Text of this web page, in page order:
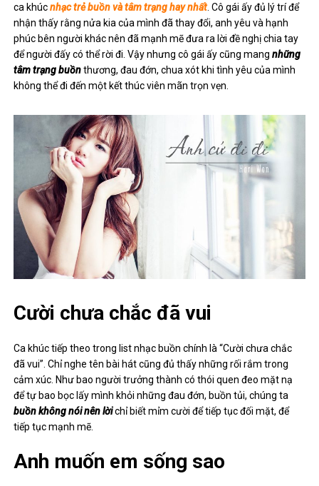
ca khúcnhạc trẻ buồn và tâm trạng hay nhất. Cô gái ấy đủ lý trí để
nhận thấy rằng nửa kia của mình đã thay đổi, anh yêu và hạnh
phúc bên người khác nên đã mạnh mẽ đưa ra lời đề nghị chia tay
để người đấy có thể rời đi. Vậy nhưng cô gái ấy cũng mangnhững
tâm trạng buồnthương, đau đớn, chua xót khi tình yêu của mình
không thể đi đến một kết thúc viên mãn trọn vẹn.
Cười chưa chắc đã vui
Ca khúc tiếp theo trong list nhạc buồn chính là “Cười chưa chắc
đã vui”. Chỉ nghe tên bài hát cũng đủ thấy những rối rắm trong
cảm xúc. Như bao người trưởng thành có thói quen đeo mặt nạ
để tự bao bọc lấy mình khỏi những đau đớn, buồn tủi, chúng ta
buồn không nói nên lờichỉ biết mỉm cười để tiếp tục đối mặt, để
tiếp tục mạnh mẽ.
Anh muốn em sống sao